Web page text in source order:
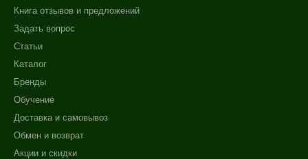
Книга отзывов и предложений
Задать вопрос
Статьи
Каталог
Бренды
Обучение
Доставка и самовывоз
Обмен и возврат
Акции и скидки